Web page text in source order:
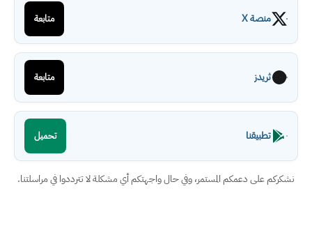
منصة X متابعة
ثريدز متابعة
تطبيقنا تحميل
نشكركم على دعمكم المستمر، وفي حال واجهتكم أي مشكلة لا تترددوا في مراسلتنا.